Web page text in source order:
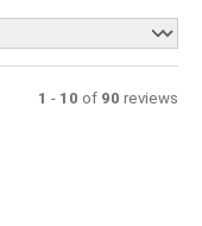
1 - 10 of 90 reviews